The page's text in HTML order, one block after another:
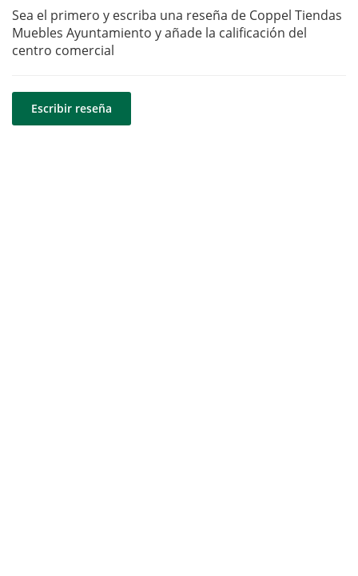
Sea el primero y escriba una reseña de Coppel Tiendas
Muebles Ayuntamiento y añade la calificación del
centro comercial
Escribir reseña